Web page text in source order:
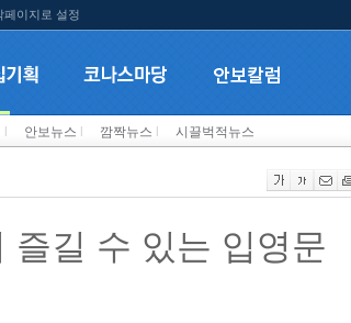
페이지로 설정
안보뉴스 깜짝뉴스 시끌벅적뉴스
즐길 수 있는 입영문